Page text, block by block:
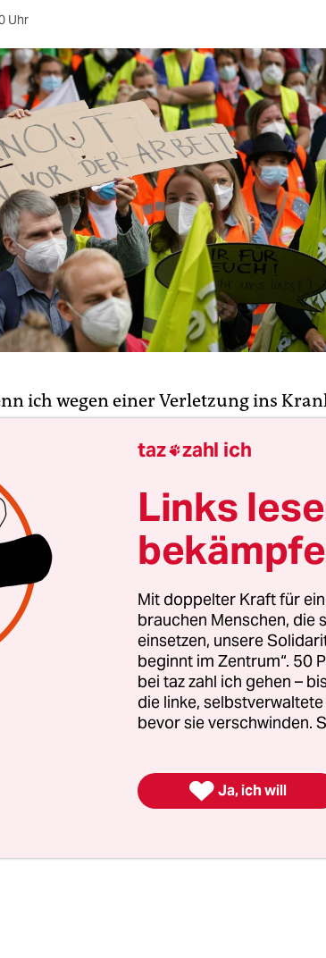
Uhr
ich wegen einer Verletzung ins
sondern von solchen, die auf meine
Zeit haben, um mal in Ruhe ein
selbst ohne Schuldgefühle krank
und andere
und finden kaum Zeit, sich
diese Woche das Personal an
Es sieht sich nicht imstande,
dass sie den ­Pa­ti­en­t:in­nen gerecht
Auszubildende, Heb­ammen,
taz zahl ich
Links
Mit doppelter Kraft für
brauchen Menschen, die
einsetzen, unsere
beginnt im Zentrum“. 50
bei taz zahl ich gehen –
die linke,
bevor sie verschwinden.
 Ja, ich will